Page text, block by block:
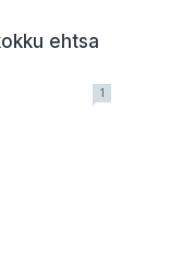
ehtsa
1